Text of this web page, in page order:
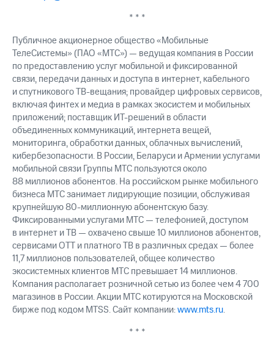
Контакты
развитие
деловая этика
На главную
* * *
Публичное акционерное общество «Мобильные
ТелеСистемы» (ПАО «МТС») — ведущая компания в России
по предоставлению услуг мобильной и фиксированной
связи, передачи данных и доступа в интернет, кабельного
и спутникового ТВ-вещания; провайдер цифровых сервисов,
включая финтех и медиа в рамках экосистем и мобильных
приложений; поставщик ИТ-решений в области
объединенных коммуникаций, интернета вещей,
мониторинга, обработки данных, облачных вычислений,
кибербезопасности. В России, Беларуси и Армении услугами
мобильной связи Группы МТС пользуются около
88 миллионов абонентов. На российском рынке мобильного
бизнеса МТС занимает лидирующие позиции, обслуживая
крупнейшую 80-миллионную абонентскую базу.
Фиксированными услугами МТС — телефонией, доступом
в интернет и ТВ — охвачено свыше 10 миллионов абонентов,
сервисами OTT и платного ТВ в различных средах — более
11,7 миллионов пользователей, общее количество
экосистемных клиентов МТС превышает 14 миллионов.
Компания располагает розничной сетью из более чем 4 700
магазинов в России. Акции МТС котируются на Московской
бирже под кодом MTSS. Сайт компании:www.mts.ru.
* * *